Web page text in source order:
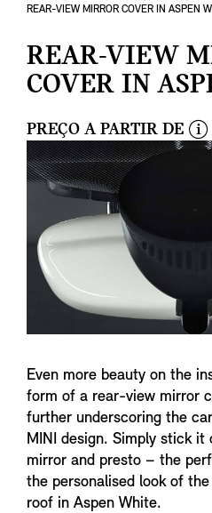
REAR-VIEW MIRROR COVER IN ASPEN
REAR-VIEW
COVER IN
PREÇO A PARTIR DE
o
Even more beauty on the
form of a rear-view mirror
further underscoring the
MINI design. Simply stick
mirror and presto – the
the personalised look of
roof in Aspen White.